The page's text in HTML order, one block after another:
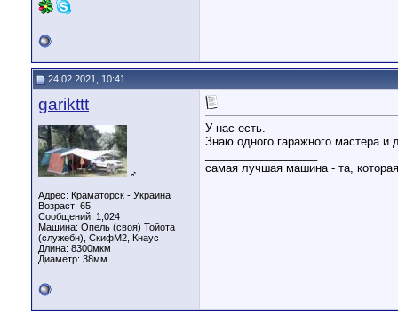
24.02.2021, 10:41
garikttt
♂
Адрес: Краматорск - Украина
Возраст: 65
Сообщений: 1,024
Машина: Опель (своя) Тойота
(служебн), СкифМ2, Кнаус
Длина: 8300мкм
Диаметр: 38мм
У нас есть.
Знаю одного гаражного мастера и
самая лучшая машина - та,